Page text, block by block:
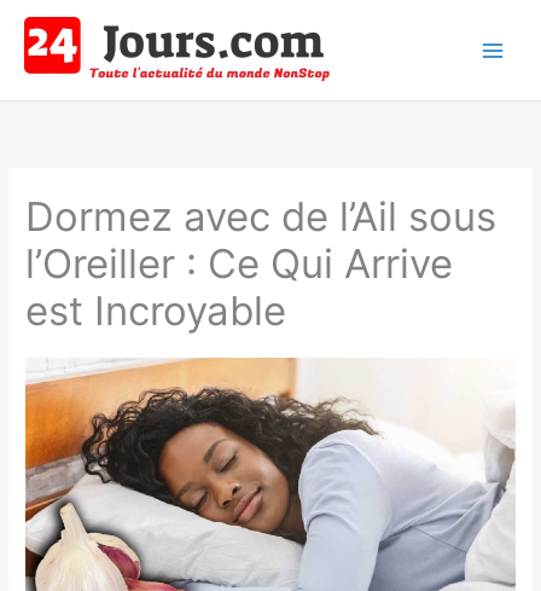
contenu
Dormez avec de l’Ail sous
l’Oreiller : Ce Qui Arrive
est Incroyable